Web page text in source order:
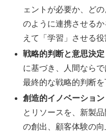
ェントが必要か、ど
のように連携させる
えて「学習」させる役
戦略的判断と意思決定
に基づき、人間なら
最終的な戦略的判断を
創造的イノベーション
とリソースを、新製
の創出、顧客体験の